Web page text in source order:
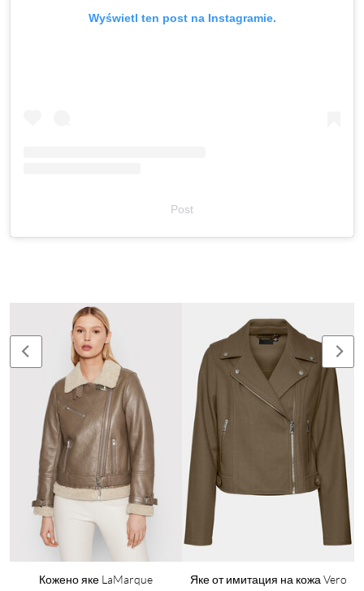
Wyświetl ten post na Instagramie.
Post
Кожено яке LaMarque
Яке от имитация на кожа Vero